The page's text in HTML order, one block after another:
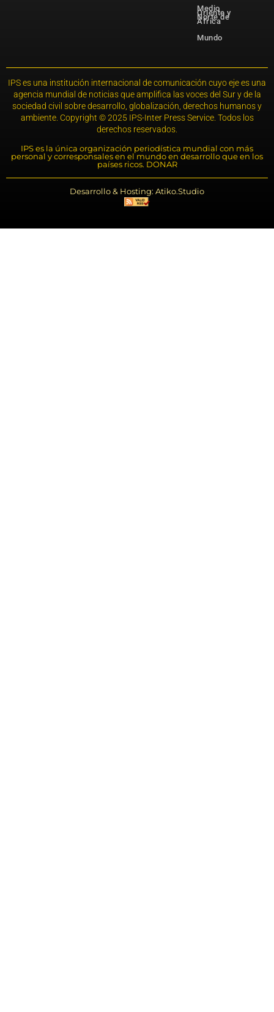
Medio
Oriente y
Norte de
África
Mundo
IPS es una institución internacional de comunicación cuyo eje es una
agencia mundial de noticias que amplifica las voces del Sur y de la
sociedad civil sobre desarrollo, globalización, derechos humanos y
ambiente. Copyright © 2025 IPS-Inter Press Service. Todos los
derechos reservados.
IPS es la única organización periodística mundial con más
personal y corresponsales en el mundo en desarrollo que en los
países ricos. DONAR
Desarrollo & Hosting: Atiko.Studio